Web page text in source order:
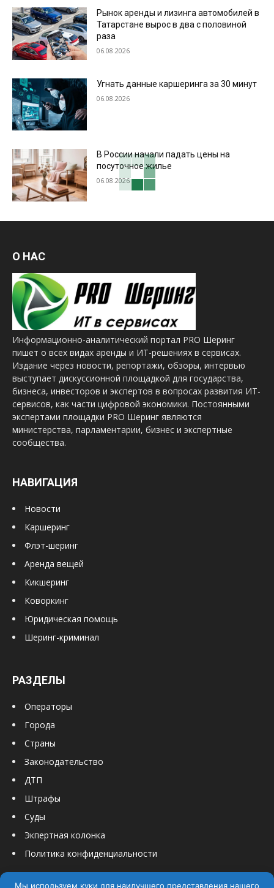
Рынок аренды и лизинга автомобилей в
Татарстане вырос в два с половиной
раза
06.08.2026
Угнать данные каршеринга за 30 минут
06.08.2026
В России начали падать цены на
посуточное жилье
06.08.2026
О НАС
Информационно-аналитический портал PRO Шеринг
пишет о всех видах аренды и ИТ-решениях в сервисах.
Издание через новости, репортажи, обзоры, интервью
выступает дискуссионной площадкой для государства,
бизнеса, инвесторов и экспертов в вопросах развития ИТ-
сервисов, как части цифровой экономики. Постоянными
экспертами площадки PRO Шеринг являются
министерства, парламентарии, бизнес и экспертные
сообщества.
НАВИГАЦИЯ
Новости
Каршеринг
Флэт-шеринг
Аренда вещей
Кикшеринг
Коворкинг
Юридическая помощь
Шеринг-криминал
РАЗДЕЛЫ
Операторы
Города
Страны
Законодательство
ДТП
Штрафы
Суды
Экпертная колонка
Политика конфиденциальности
Мы используем куки для наилучшего представления нашего